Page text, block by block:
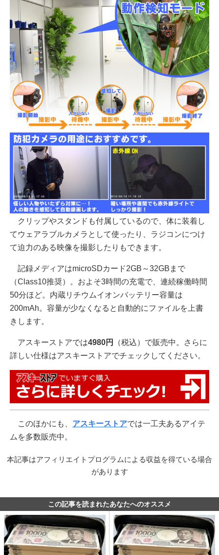
クリップやスタンドも付属しているので、体に装着し
てウェアラブルカメラとして使ったり、ラジコンにつけ
て迫力のある映像を撮影したりもできます。
記録メディアはmicroSDカード2GB～32GBまで
（Class10推奨）。およそ3時間の充電で、連続稼働時間
50分ほど。内蔵リチウムイオンバッテリー容量は
200mAh。容量が少なくなると自動的にファイルを上書
きします。
アスキーストアでは4980円
（税込）で販売中。さらに
詳しい仕様はアスキーストアでチェックしてください。
このほかにも、 アスキーストアでは一工夫あるアイテ
ムを多数販売中。
本記事はアフィリエイトプログラムによる収益を得ている場合
があります
この記事を読まれたあなたへのオススメ